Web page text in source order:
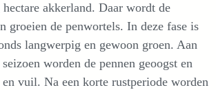
akkerland. Daar wordt de
groeien de penwortels. In deze fase is
langwerpig en gewoon groen. Aan
worden de pennen geoogst en
vuil. Na een korte rustperiode worden